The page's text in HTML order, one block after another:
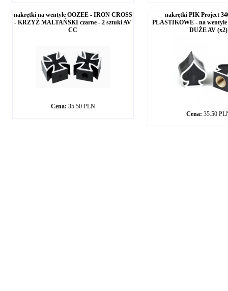
nakrętki na wentyle OOZEE - IRON CROSS
- KRZYŻ MALTAŃSKI czarne - 2 sztuki AV
CC
Cena: 35.50 PLN
nakrętki PIK Project
PLASTIKOWE - na wentyle
DUŻE AV (x2)
Cena: 35.50